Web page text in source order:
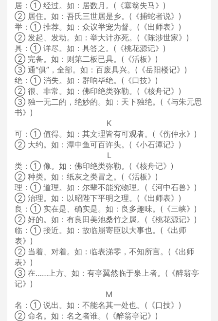
居：① 经过。如：居数月。(《塞翁失马》)
② 居住。如：吾氏三世居是乡。(《捕蛇者说》)
举：① 推荐。如：众议举宠为督。(《出师表》)
② 发起、发动。如：举大计亦死。(《陈涉世家》)
具：① 详尽。如：具答之。(《桃花源记》)
② 完备。如：则第二板已具。(《活板》)
③ 通“俱”，全部。如：百废具兴。(《岳阳楼记》)
绝：① 消失。如：群响毕绝。(《口技》)
② 很、非常。如：佛印绝类弥勒。(《核舟记》)
③ 独一无二的，绝妙的。如：天下独绝。(《与朱元思
书》)
K
可：① 值得。如：其文理皆有可观者。(《伤仲永》)
② 大约。如：潭中鱼可百许头。(《小石潭记》)
L
类：① 像。如：佛印绝类弥勒。(《核舟记》)
② 种类。如：纸灰之类冒之。(《活板》)
理：① 道理。如：尔辈不能究物理。(《河中石兽》)
② 治理。如：以昭陛下平明之理。(《出师表》)
良：① 实在是、确实是。如：良多趣味。(《三峡》)
② 好的。如：有良田美池桑竹之属。(《桃花源记》)
临：① 接近。如：故临崩寄臣以大事也。(《出师
表》)
② 当着、对着。如：临表涕零，不知所言。(《出师
表》)
③ 在……上方。如：有亭翼然临于泉上者。(《醉翁亭
记》)
M
名：① 说出。如：不能名其一处也。(《口技》)
② 命名。如：名之者谁。(《醉翁亭记》)